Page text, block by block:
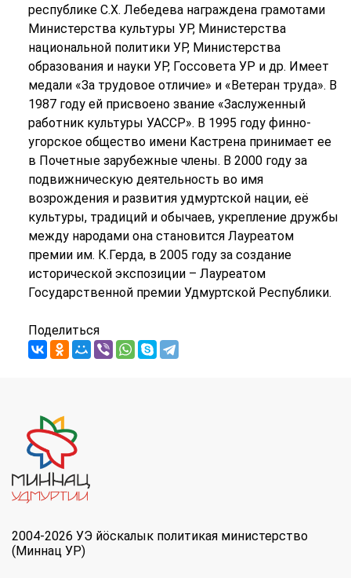
республике С.Х. Лебедева награждена грамотами
Министерства культуры УР, Министерства
национальной политики УР, Министерства
образования и науки УР, Госсовета УР и др. Имеет
медали «За трудовое отличие» и «Ветеран труда». В
1987 году ей присвоено звание «Заслуженный
работник культуры УАССР». В 1995 году финно-
угорское общество имени Кастрена принимает ее
в Почетные зарубежные члены. В 2000 году за
подвижническую деятельность во имя
возрождения и развития удмуртской нации, её
культуры, традиций и обычаев, укрепление дружбы
между народами она становится Лауреатом
премии им. К.Герда, в 2005 году за создание
исторической экспозиции – Лауреатом
Государственной премии Удмуртской Республики.
Поделиться
2004-2026 УЭ йöскалык политикая министерство
(Миннац УР)